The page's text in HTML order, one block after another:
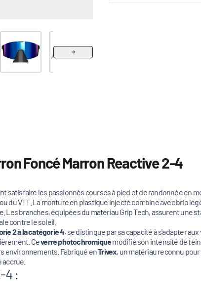
Foncé Marron Reactive 2-4
satisfaire les passionnés courses à pied et de randonnée en
du VTT. La monture en plastique injecté combine avec brio
Les branches, équipées du matériau Grip Tech, assurent une
contre le soleil.
2 à la catégorie 4, se distingue par sa capacité à s'adapter
Ceverre photochromiquemodifie son intensité de
environnements. Fabriqué enTrivex, un matériau reconnu
4 :